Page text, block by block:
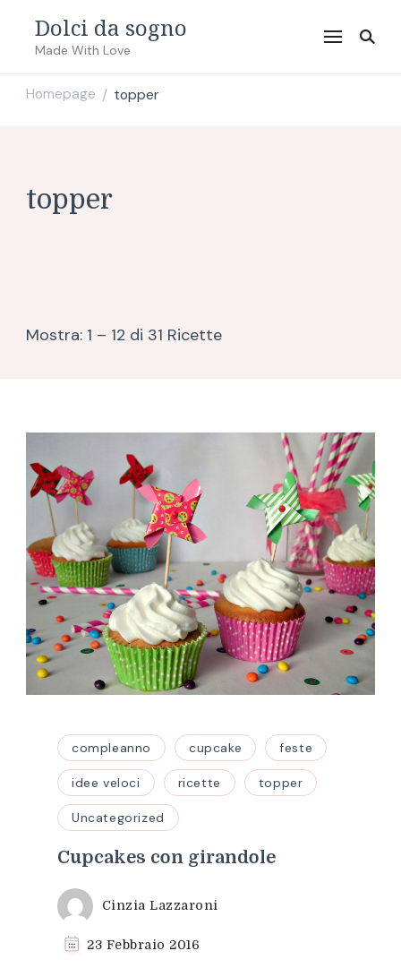
Dolci da sogno
Made With Love
Homepage / topper
topper
Mostra: 1 – 12 di 31 Ricette
compleanno cupcake feste
idee veloci ricette topper
Uncategorized
Cupcakes con girandole
Cinzia Lazzaroni
23 Febbraio 2016